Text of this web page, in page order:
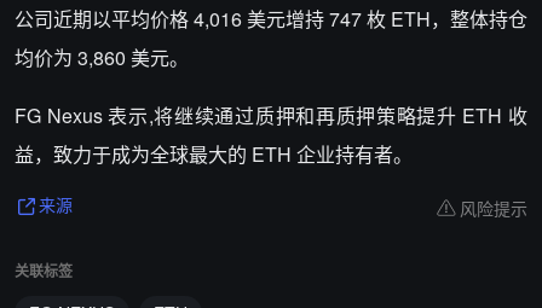
公司近期以平均价格 4,016 美元增持 747 枚 ETH，整体持仓
均价为 3,860 美元。
FG Nexus 表示,将继续通过质押和再质押策略提升 ETH 收
益，致力于成为全球最大的 ETH 企业持有者。
来源 风险提示
关联标签